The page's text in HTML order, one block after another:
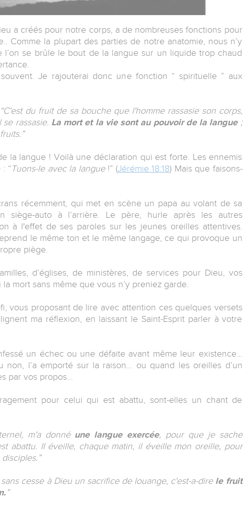
a créés pour notre corps, a de nombreuses fonctions pour
Comme la plupart des parties de notre anatomie, nous n’y
l’on se brûle le bout de la langue sur un liquide trop chaud
Je rajouterai donc une fonction “ spirituelle ” aux
“C'est du fruit de sa bouche que l'homme rassasie son corps,
rassasie. La mort et la vie sont au pouvoir de la langue;
la langue ! Voilà une déclaration qui est forte. Les ennemis
“ Tuons-le avec la langue!” (Jérémie 18:18) Mais que faisons-
récemment, qui met en scène un papa au volant de sa
siège-auto à l’arrière. Le père, hurle après les autres
à l'effet de ses paroles sur les jeunes oreilles attentives.
le même ton et le même langage, ce qui provoque un
piège.
d’églises, de ministères, de services pour Dieu, vos
mort sans même que vous n’y preniez garde.
vous proposant de lire avec attention ces quelques versets
ma réflexion, en laissant le Saint-Esprit parler à votre
un échec ou une défaite avant même leur existence...
non, l’a emporté sur la raison... ou quand les oreilles d’un
par vos propos...
pour celui qui est abattu, sont-elles un chant de
m'a donné une langue exercée, pour que je sache
abattu. Il éveille, chaque matin, il éveille mon oreille, pour
sans cesse à Dieu un sacrifice de louange, c'est-a-dire le fruit
”